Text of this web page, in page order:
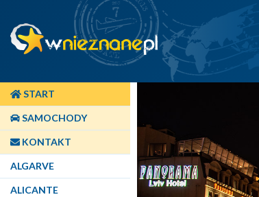
START
SAMOCHODY
KONTAKT
ALGARVE
ALICANTE